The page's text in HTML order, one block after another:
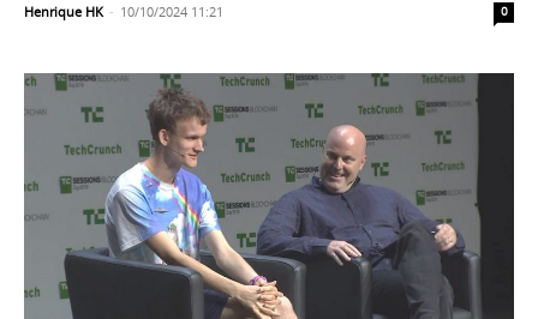
Henrique HK - 10/10/2024 11:21 0